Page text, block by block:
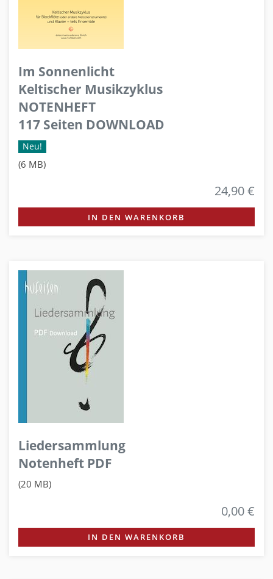
Im Sonnenlicht
Keltischer Musikzyklus
NOTENHEFT
117 Seiten DOWNLOAD
Neu!
(6 MB)
24,90 €
IN DEN WARENKORB
Liedersammlung
Notenheft PDF
(20 MB)
0,00 €
IN DEN WARENKORB